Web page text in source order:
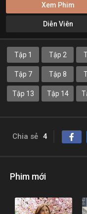
Xem Phim
Diễn Viên
Tập 1 Tập 2
Tập 7 Tập 8
Tập 13 Tập 14
Chia sẻ 4
Phim mới